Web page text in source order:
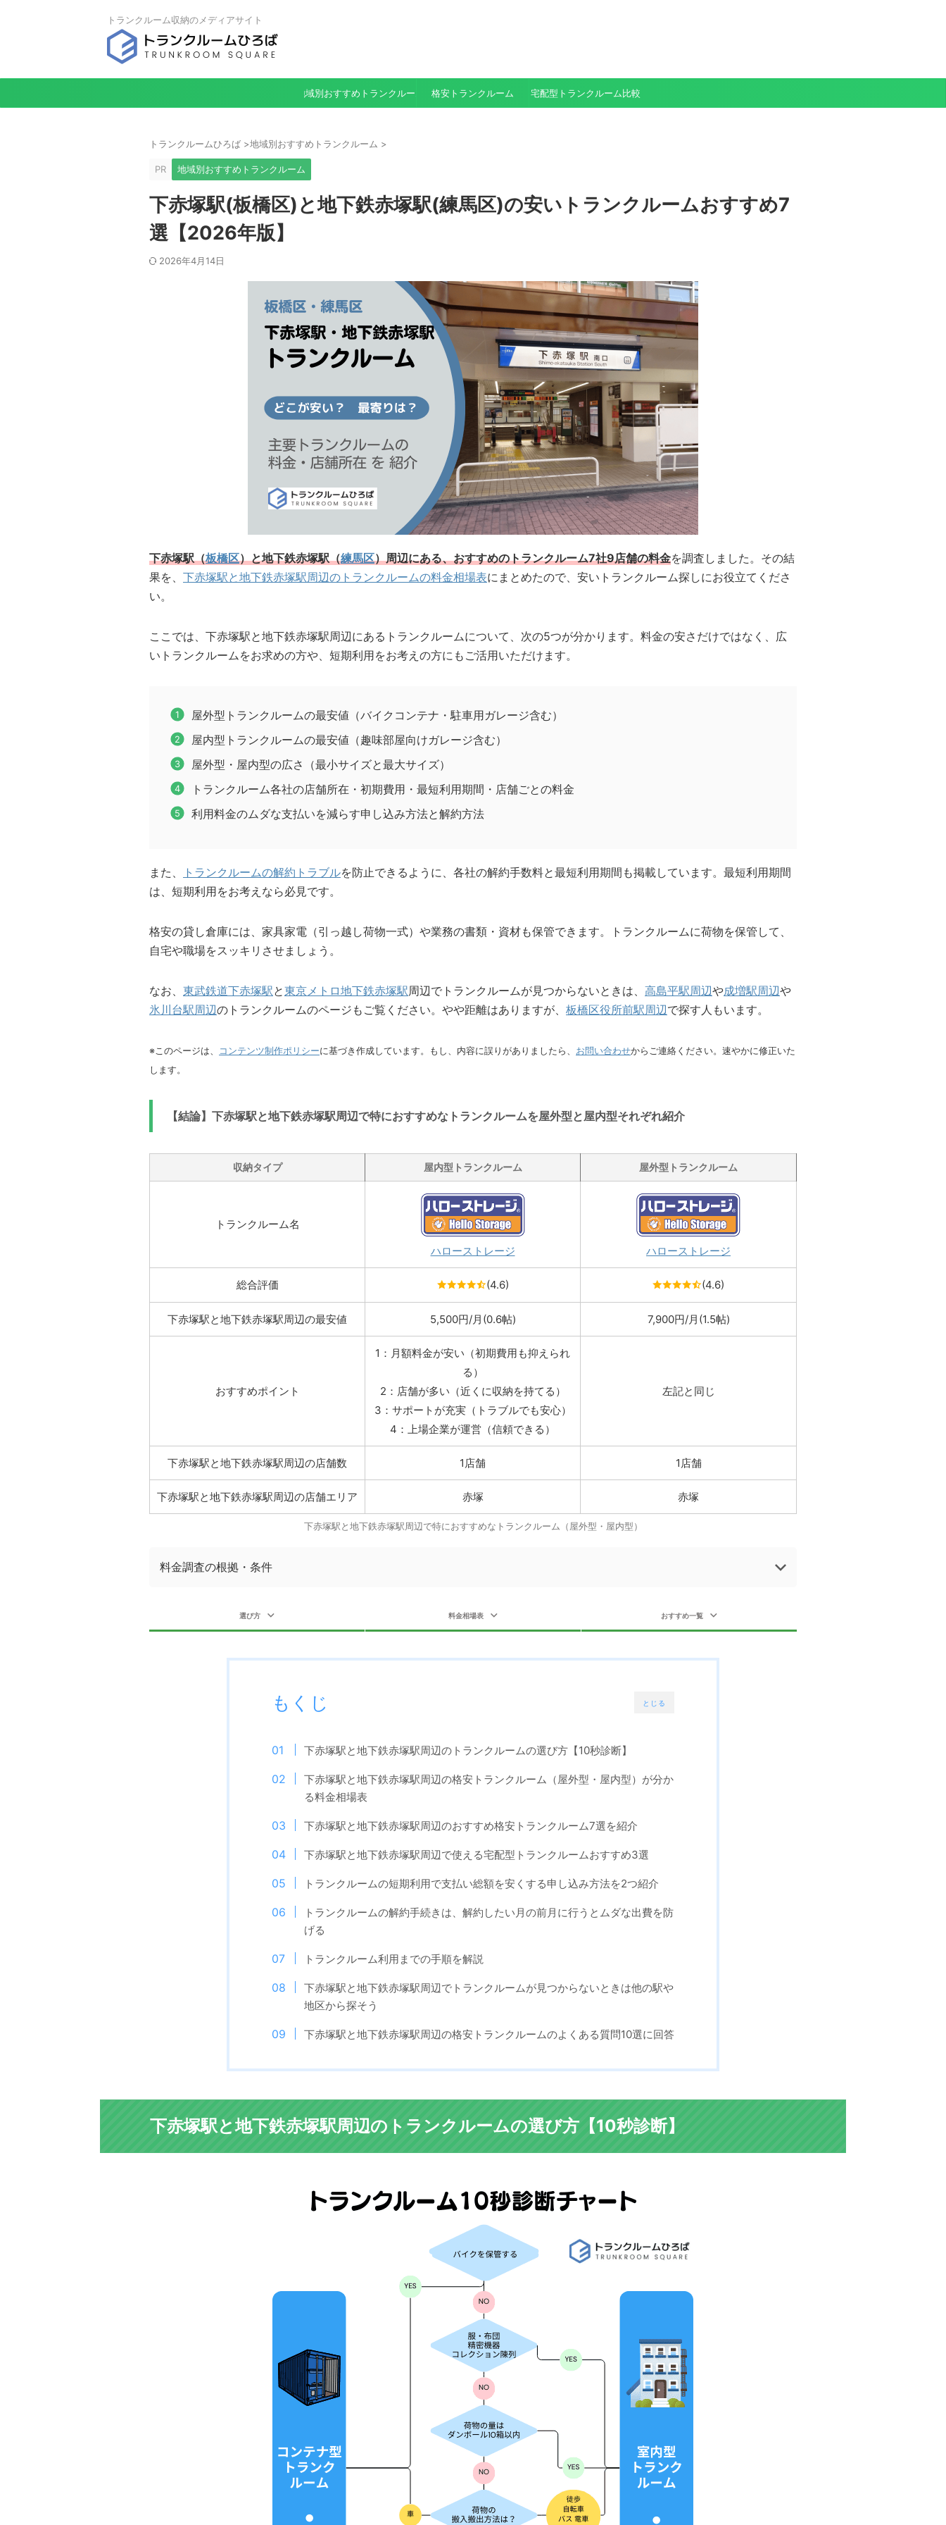
トランクルーム収納のメディアサイト
地域別おすすめトランクルーム 格安トランクルーム 宅配型トランクルーム比較
トランクルームひろば >地域別おすすめトランクルーム >
PR 地域別おすすめトランクルーム
下赤塚駅(板橋区)と地下鉄赤塚駅(練馬区)の安いトランクルームおすすめ7
選【2026年版】
2026年4月14日
下赤塚駅（板橋区）と地下鉄赤塚駅（練馬区）周辺にある、おすすめのトランクルーム7社9店舗の料金を調査しました。その結
果を、 下赤塚駅と地下鉄赤塚駅周辺のトランクルームの料金相場表にまとめたので、安いトランクルーム探しにお役立てくださ
い。
ここでは、下赤塚駅と地下鉄赤塚駅周辺にあるトランクルームについて、次の5つが分かります。料金の安さだけではなく、広
いトランクルームをお求めの方や、短期利用をお考えの方にもご活用いただけます。
屋外型トランクルームの最安値（バイクコンテナ・駐車用ガレージ含む）
屋内型トランクルームの最安値（趣味部屋向けガレージ含む）
屋外型・屋内型の広さ（最小サイズと最大サイズ）
トランクルーム各社の店舗所在・初期費用・最短利用期間・店舗ごとの料金
利用料金のムダな支払いを減らす申し込み方法と解約方法
また、 トランクルームの解約トラブルを防止できるように、各社の解約手数料と最短利用期間も掲載しています。最短利用期間
は、短期利用をお考えなら必見です。
格安の貸し倉庫には、家具家電（引っ越し荷物一式）や業務の書類・資材も保管できます。トランクルームに荷物を保管して、
自宅や職場をスッキリさせましょう。
なお、 東武鉄道下赤塚駅と東京メトロ地下鉄赤塚駅周辺でトランクルームが見つからないときは、 高島平駅周辺や成増駅周辺や
氷川台駅周辺のトランクルームのページもご覧ください。やや距離はありますが、 板橋区役所前駅周辺で探す人もいます。
※このページは、 コンテンツ制作ポリシーに基づき作成しています。もし、内容に誤りがありましたら、 お問い合わせからご連絡ください。速やかに修正いた
します。
【結論】下赤塚駅と地下鉄赤塚駅周辺で特におすすめなトランクルームを屋外型と屋内型それぞれ紹介
収納タイプ 屋内型トランクルーム 屋外型トランクルーム
トランクルーム名
ハローストレージ
ハローストレージ
総合評価 (4.6) (4.6)
下赤塚駅と地下鉄赤塚駅周辺の最安値 5,500円/月(0.6帖) 7,900円/月(1.5帖)
おすすめポイント
1：月額料金が安い（初期費用も抑えられ
る）
2：店舗が多い（近くに収納を持てる）
3：サポートが充実（トラブルでも安心）
4：上場企業が運営（信頼できる）
左記と同じ
下赤塚駅と地下鉄赤塚駅周辺の店舗数 1店舗 1店舗
下赤塚駅と地下鉄赤塚駅周辺の店舗エリア 赤塚 赤塚
下赤塚駅と地下鉄赤塚駅周辺で特におすすめなトランクルーム（屋外型・屋内型）
料金調査の根拠・条件
選び方 料金相場表 おすすめ一覧
とじる
もくじ
下赤塚駅と地下鉄赤塚駅周辺のトランクルームの選び方【10秒診断】
下赤塚駅と地下鉄赤塚駅周辺の格安トランクルーム（屋外型・屋内型）が分か
る料金相場表
下赤塚駅と地下鉄赤塚駅周辺のおすすめ格安トランクルーム7選を紹介
下赤塚駅と地下鉄赤塚駅周辺で使える宅配型トランクルームおすすめ3選
トランクルームの短期利用で支払い総額を安くする申し込み方法を2つ紹介
トランクルームの解約手続きは、解約したい月の前月に行うとムダな出費を防
げる
トランクルーム利用までの手順を解説
下赤塚駅と地下鉄赤塚駅周辺でトランクルームが見つからないときは他の駅や
地区から探そう
下赤塚駅と地下鉄赤塚駅周辺の格安トランクルームのよくある質問10選に回答
下赤塚駅と地下鉄赤塚駅周辺のトランクルームの選び方【10秒診断】